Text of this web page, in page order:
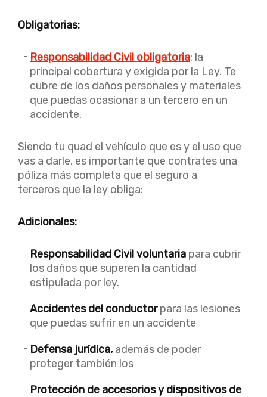
Obligatorias:
Responsabilidad Civil obligatoria: la
principal cobertura y exigida por la Ley. Te
cubre de los daños personales y materiales
que puedas ocasionar a un tercero en un
accidente.
Siendo tu quad el vehículo que es y el uso que
vas a darle, es importante que contrates una
póliza más completa que el seguro a
terceros que la ley obliga:
Adicionales:
Responsabilidad Civil voluntaria para cubrir
los daños que superen la cantidad
estipulada por ley.
Accidentes del conductorpara las lesiones
que puedas sufrir en un accidente
Defensa jurídica, además de poder
proteger también los
Protección de accesorios y dispositivos de